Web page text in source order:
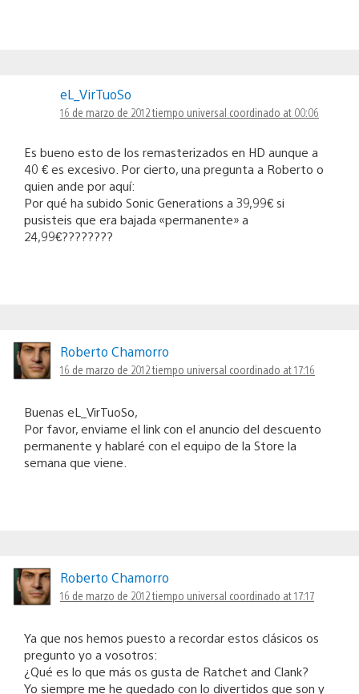
eL_VirTuoSo
16 de marzo de 2012 tiempo universal coordinado at 00:06
Es bueno esto de los remasterizados en HD aunque a
40 € es excesivo. Por cierto, una pregunta a Roberto o
quien ande por aquí:
Por qué ha subido Sonic Generations a 39,99€ si
pusisteis que era bajada «permanente» a
24,99€????????
Roberto Chamorro
16 de marzo de 2012 tiempo universal coordinado at 17:16
Buenas eL_VirTuoSo,
Por favor, enviame el link con el anuncio del descuento
permanente y hablaré con el equipo de la Store la
semana que viene.
Roberto Chamorro
16 de marzo de 2012 tiempo universal coordinado at 17:17
Ya que nos hemos puesto a recordar estos clásicos os
pregunto yo a vosotros:
¿Qué es lo que más os gusta de Ratchet and Clank?
Yo siempre me he quedado con lo divertidos que son y